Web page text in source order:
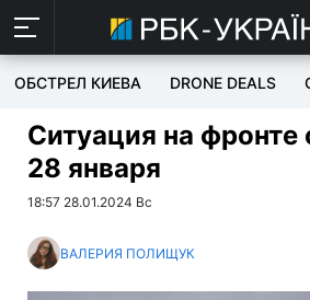
ОБСТРЕЛ КИЕВА DRONE DEALS
Ситуация на фронте
28 января
18:57 28.01.2024 Вс
ВАЛЕРИЯ ПОЛИЩУК